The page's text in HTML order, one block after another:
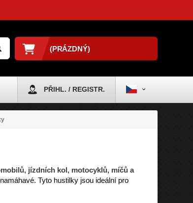
(PRÁZDNÝ)
PŘIHL. / REGISTR.
jízdních kol, motocyklů, míčů a
Tyto hustilky jsou ideální pro